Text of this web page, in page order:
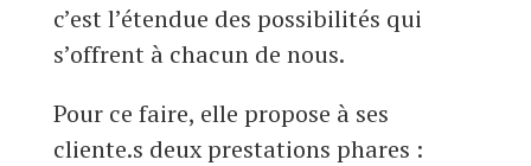
c’est l’étendue des possibilités qui
s’offrent à chacun de nous.
Pour ce faire, elle propose à ses
cliente.s deux prestations phares :